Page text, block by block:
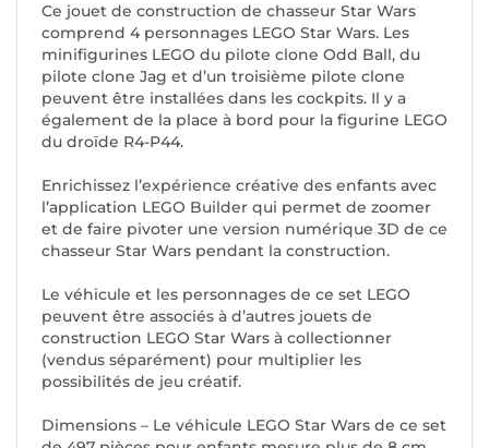
Ce jouet de construction de chasseur Star Wars
comprend 4 personnages LEGO Star Wars. Les
minifigurines LEGO du pilote clone Odd Ball, du
pilote clone Jag et d’un troisième pilote clone
peuvent être installées dans les cockpits. Il y a
également de la place à bord pour la figurine LEGO
du droïde R4-P44.
Enrichissez l’expérience créative des enfants avec
l’application LEGO Builder qui permet de zoomer
et de faire pivoter une version numérique 3D de ce
chasseur Star Wars pendant la construction.
Le véhicule et les personnages de ce set LEGO
peuvent être associés à d’autres jouets de
construction LEGO Star Wars à collectionner
(vendus séparément) pour multiplier les
possibilités de jeu créatif.
Dimensions – Le véhicule LEGO Star Wars de ce set